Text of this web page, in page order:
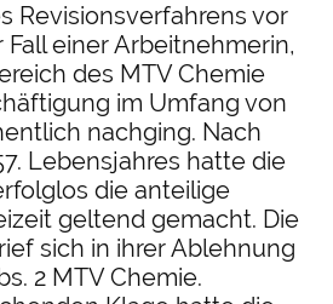
Revisionsverfahrens vor
Fall einer Arbeitnehmerin,
des MTV Chemie
im Umfang von
nachging. Nach
Lebensjahres hatte die
die anteilige
geltend gemacht. Die
sich in ihrer Ablehnung
2 MTV Chemie.